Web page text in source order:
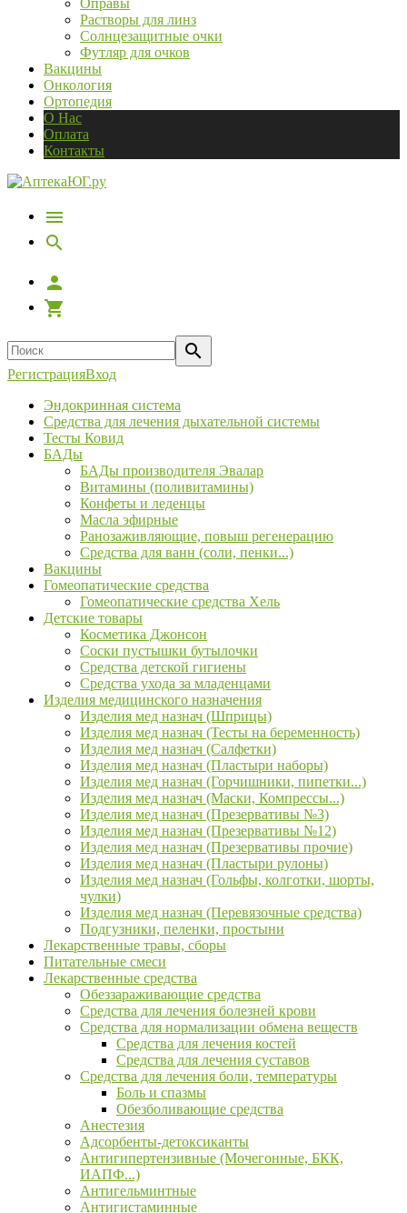
Оправы
Растворы для линз
Солнцезащитные очки
Футляр для очков
Вакцины
Онкология
Ортопедия
О Нас
Оплата
Контакты
РегистрацияВход
Эндокринная система
Средства для лечения дыхательной системы
Тесты Ковид
БАДы
БАДы производителя Эвалар
Витамины (поливитамины)
Конфеты и леденцы
Масла эфирные
Ранозаживляющие, повыш регенерацию
Средства для ванн (соли, пенки...)
Вакцины
Гомеопатические средства
Гомеопатические средства Хель
Детские товары
Косметика Джонсон
Соски пустышки бутылочки
Средства детской гигиены
Средства ухода за младенцами
Изделия медицинского назначения
Изделия мед назнач (Шприцы)
Изделия мед назнач (Тесты на беременность)
Изделия мед назнач (Салфетки)
Изделия мед назнач (Пластыри наборы)
Изделия мед назнач (Горчишники, пипетки...)
Изделия мед назнач (Маски, Компрессы...)
Изделия мед назнач (Презервативы №3)
Изделия мед назнач (Презервативы №12)
Изделия мед назнач (Презервативы прочие)
Изделия мед назнач (Пластыри рулоны)
Изделия мед назнач (Гольфы, колготки, шорты,
чулки)
Изделия мед назнач (Перевязочные средства)
Подгузники, пеленки, простыни
Лекарственные травы, сборы
Питательные смеси
Лекарственные средства
Обеззараживающие средства
Средства для лечения болезней крови
Средства для нормализации обмена веществ
Средства для лечения костей
Средства для лечения суставов
Средства для лечения боли, температуры
Боль и спазмы
Обезболивающие средства
Анестезия
Адсорбенты-детоксиканты
Антигипертензивные (Мочегонные, БКК,
ИАПФ...)
Антигельминтные
Антигистаминные